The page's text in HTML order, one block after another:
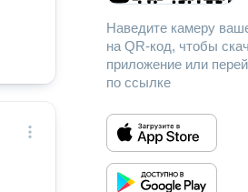
Наведите камеру
на QR-код, чтобы
приложение или
по ссылке